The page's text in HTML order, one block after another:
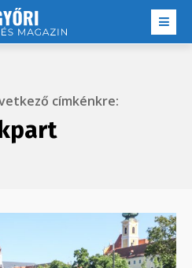
címkénkre: